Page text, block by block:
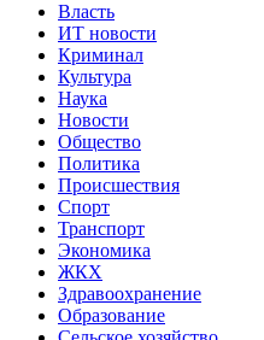
Власть
ИТ новости
Криминал
Культура
Наука
Новости
Общество
Политика
Происшествия
Спорт
Транспорт
Экономика
ЖКХ
Здравоохранение
Образование